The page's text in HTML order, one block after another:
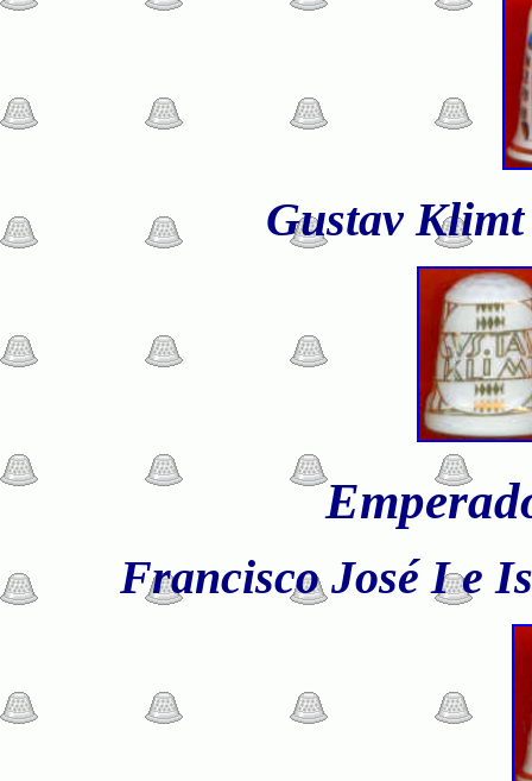
Gustav
Francisco José I e